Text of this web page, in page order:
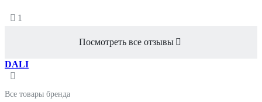
1
Посмотреть все отзывы
DALI
Все товары бренда